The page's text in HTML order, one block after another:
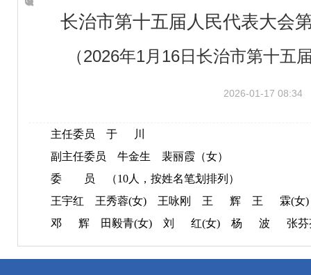
长治市第十五届人民代表大会
（2026年1月16日长治市第十
2026-01-17 08:34
主任委员 于 川
副主任委员 牛金生 裴丽霞（女）
委 员 （10人，按姓名笔划排列）
王宇红 王秀蓉(女) 王咏刚 王 辉 王 霖(女)
邓 辉 田毅青(女) 刘 红(女) 杨 波 张芬